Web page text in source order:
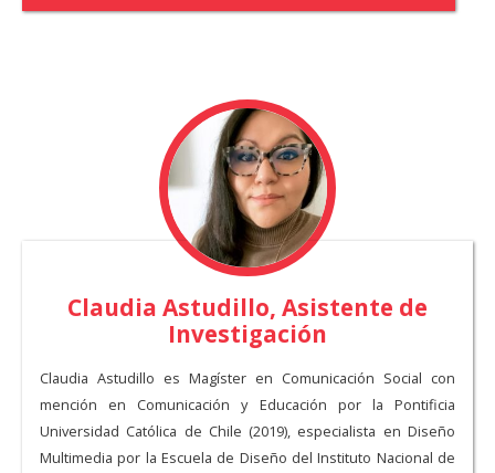
Claudia Astudillo, Asistente de
Investigación
Claudia Astudillo es Magíster en Comunicación Social con
mención en Comunicación y Educación por la Pontificia
Universidad Católica de Chile (2019), especialista en Diseño
Multimedia por la Escuela de Diseño del Instituto Nacional de